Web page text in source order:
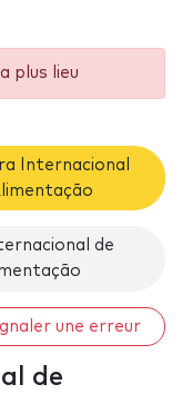
plus lieu
Internacional
de
une erreur
de